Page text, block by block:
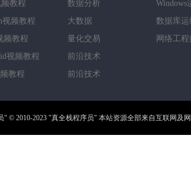
频教程
视频教程
频教程
视频教程
教程
数据分析
大数据
量化交易
前沿技术
前沿技术
Windows
数据库运
网络工程
" © 2010-2023 "真全栈程序员" 本站资源全部来自互联网及